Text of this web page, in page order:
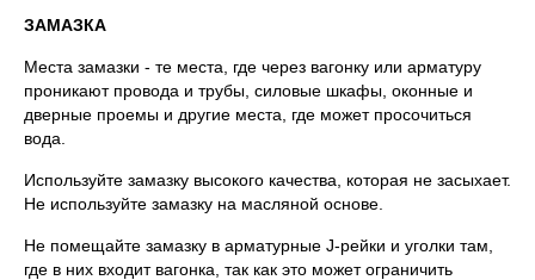
ЗАМАЗКА
Места замазки - те места, где через вагонку или арматуру
проникают провода и трубы, силовые шкафы, оконные и
дверные проемы и другие места, где может просочиться
вода.
Используйте замазку высокого качества, которая не засыхает.
Не используйте замазку на масляной основе.
Не помещайте замазку в арматурные J-рейки и уголки там,
где в них входит вагонка, так как это может ограничить